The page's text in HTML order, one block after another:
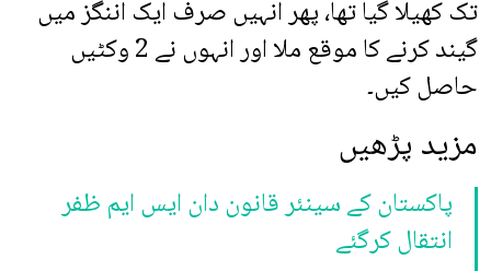
تک کھیلا گیا تھا، پھر انہیں صرف ایک اننگز میں
گیند کرنے کا موقع ملا اور انہوں نے 2 وکٹیں
حاصل کیں۔
مزید پڑھیں
پاکستان کے سینئر قانون دان ایس ایم ظفر
انتقال کرگئے